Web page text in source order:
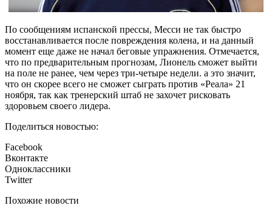
По сообщениям испанской прессы, Месси не так быстро
восстанавливается после повреждения колена, и на данный
момент еще даже не начал беговые упражнения. Отмечается,
что по предварительным прогнозам, Лионель сможет выйти
на поле не ранее, чем через три-четыре недели. а это значит,
что он скорее всего не сможет сыграть против «Реала» 21
ноября, так как тренерский штаб не захочет рисковать
здоровьем своего лидера.
Поделиться новостью:
Facebook
Вконтакте
Одноклассники
Twitter
Похожие новости